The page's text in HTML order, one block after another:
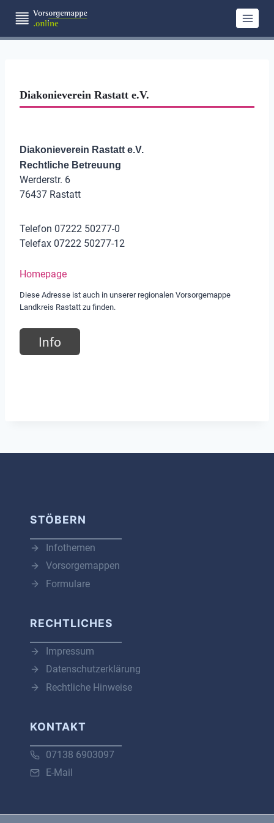
Inhalt
springen
Diakonieverein Rastatt e.V.
Diakonieverein Rastatt e.V.
Rechtliche Betreuung
Werderstr. 6
76437 Rastatt
Telefon 07222 50277-0
Telefax 07222 50277-12
Homepage
Diese Adresse ist auch in unserer regionalen Vorsorgemappe
Landkreis Rastatt zu finden.
Info
STÖBERN
Infothemen
Vorsorgemappen
Formulare
RECHTLICHES
Impressum
Datenschutzerklärung
Rechtliche Hinweise
KONTAKT
07138 6903097
E-Mail